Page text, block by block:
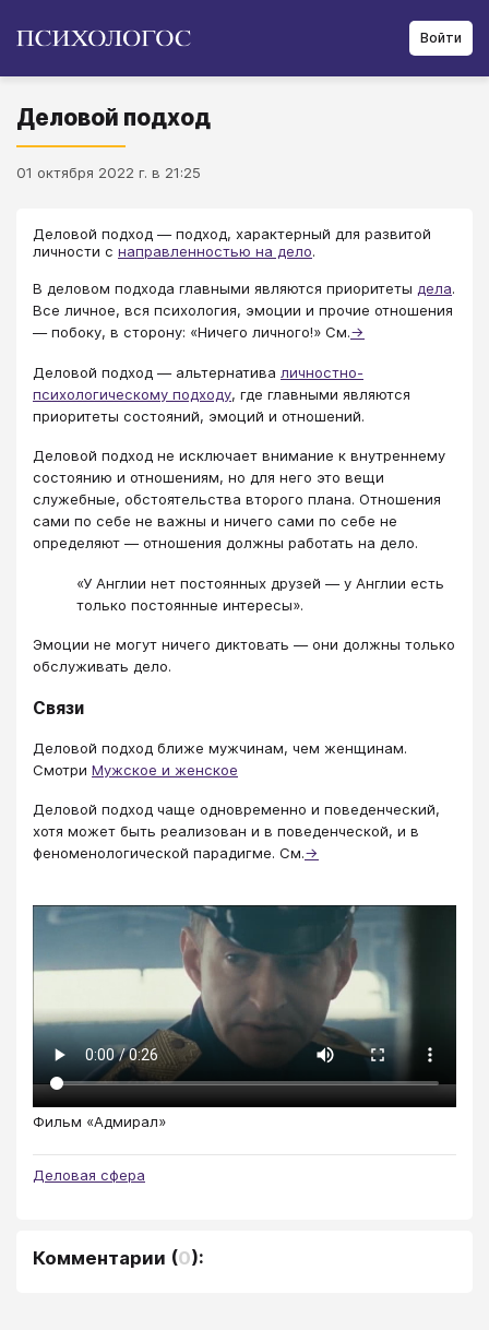
Войти
Деловой подход
01 октября 2022 г. в 21:25
Деловой подход ― подход, характерный для развитой
личности с направленностью на дело.
В деловом подхода главными являются приоритеты дела.
Все личное, вся психология, эмоции и прочие отношения
― побоку, в сторону: «Ничего личного!» См.→
Деловой подход ― альтернатива личностно-
психологическому подходу, где главными являются
приоритеты состояний, эмоций и отношений.
Деловой подход не исключает внимание к внутреннему
состоянию и отношениям, но для него это вещи
служебные, обстоятельства второго плана. Отношения
сами по себе не важны и ничего сами по себе не
определяют ― отношения должны работать на дело.
«У Англии нет постоянных друзей ― у Англии есть
только постоянные интересы».
Эмоции не могут ничего диктовать ― они должны только
обслуживать дело.
Связи
Деловой подход ближе мужчинам, чем женщинам.
Смотри Мужское и женское
Деловой подход чаще одновременно и поведенческий,
хотя может быть реализован и в поведенческой, и в
феноменологической парадигме. См.→
Фильм «Адмирал»
Деловая сфера
Комментарии (0):